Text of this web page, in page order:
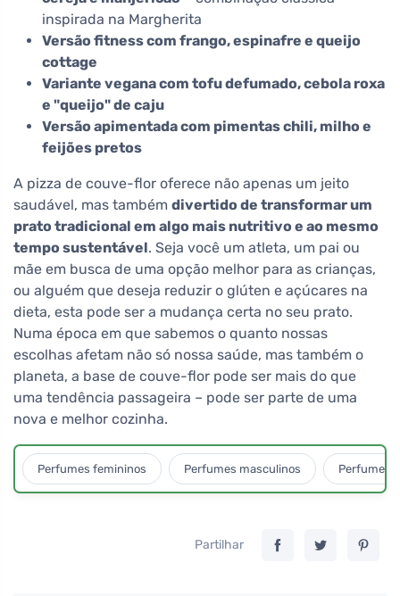
inspirada na Margherita
Versão fitness com frango, espinafre e queijo
cottage
Variante vegana com tofu defumado, cebola roxa
e "queijo" de caju
Versão apimentada com pimentas chili, milho e
feijões pretos
A pizza de couve-flor oferece não apenas um jeito
saudável, mas também divertido de transformar um
prato tradicional em algo mais nutritivo e ao mesmo
tempo sustentável. Seja você um atleta, um pai ou
mãe em busca de uma opção melhor para as crianças,
ou alguém que deseja reduzir o glúten e açúcares na
dieta, esta pode ser a mudança certa no seu prato.
Numa época em que sabemos o quanto nossas
escolhas afetam não só nossa saúde, mas também o
planeta, a base de couve-flor pode ser mais do que
uma tendência passageira – pode ser parte de uma
nova e melhor cozinha.
Perfumes femininos Perfumes masculinos Perfumes
Partilhar